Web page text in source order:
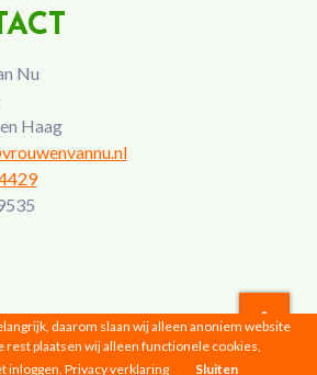
Nu
Haag
Nu © 2026 |Privacyverklaring
daarom slaan wij alleen anoniem website
rest plaatsen wij alleen functionele cookies,
inloggen. Privacy verklaring Sluiten